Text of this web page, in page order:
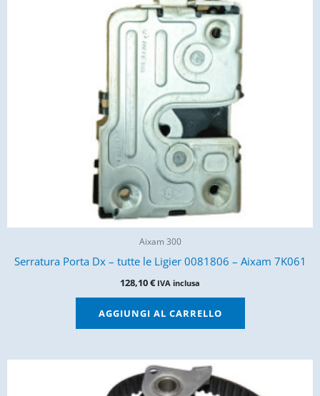
Aixam 300
Serratura Porta Dx – tutte le Ligier 0081806 – Aixam 7K061
128,10€ IVA inclusa
AGGIUNGI AL CARRELLO